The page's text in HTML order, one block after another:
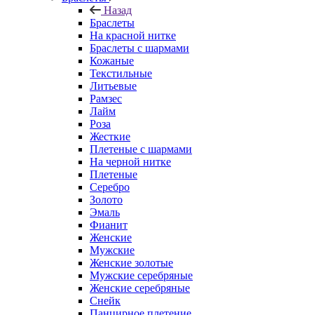
Назад
Браслеты
На красной нитке
Браслеты с шармами
Кожаные
Текстильные
Литьевые
Рамзес
Лайм
Роза
Жесткие
Плетеные с шармами
На черной нитке
Плетеные
Серебро
Золото
Эмаль
Фианит
Женские
Мужские
Женские золотые
Мужские серебряные
Женские серебряные
Снейк